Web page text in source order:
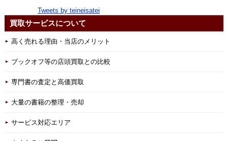
Tweets by teineisatei
買取サービスについて
高く売れる理由・当店のメリット
ブックオフ等の店頭買取との比較
専門書の査定と高価買取
大量の書籍の整理・売却
サービス対応エリア